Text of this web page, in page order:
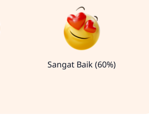
Sangat Baik (60%)